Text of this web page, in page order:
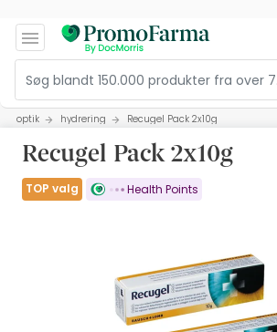
optik hydrering Recugel Pack 2x10g
Recugel Pack 2x10g
TOP valg Health Points